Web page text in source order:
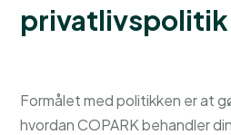
privatlivspolitik
Formålet med politikken er at
hvordan COPARK behandler